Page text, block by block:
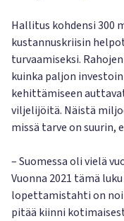
Hallitus kohdensi 300
kustannuskriisin
turvaamiseksi.
kuinka paljon
kehittämiseen
viljelijöitä. Näistä
missä tarve on
– Suomessa oli vielä
Vuonna 2021 tämä
lopettamistahti on
pitää kiinni